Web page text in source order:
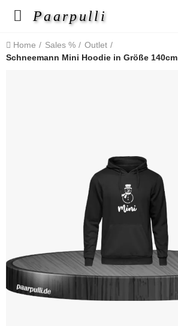
Paarpulli
Home Sales %
Outlet
Schneemann Mini Hoodie in Größe 140cm